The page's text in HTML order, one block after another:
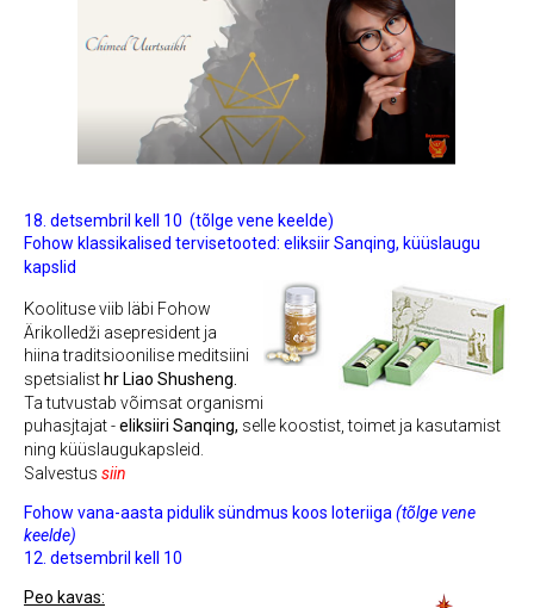
18. detsembril kell 10 (tõlge vene keelde)
Fohow klassikalised tervisetooted: eliksiir Sanqing, küüslaugu
kapslid
Koolituse viib läbi Fohow
Ärikolledži asepresident ja
hiina traditsioonilise meditsiini
spetsialist hr Liao Shusheng.
Ta tutvustab võimsat organismi
puhasjtajat -eliksiiri Sanqing, selle koostist, toimet ja kasutamist
ning küüslaugukapsleid.
Salvestus siin
Fohow vana-aasta pidulik sündmus koos loteriiga (tõlge vene
keelde)
12. detsembril kell 10
Peo kavas: